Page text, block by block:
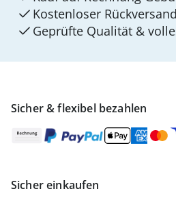
Sicher & flexibel bezahlen
Sicher einkaufen
Kostenloser Rückversand
Geprüfte Qualität &